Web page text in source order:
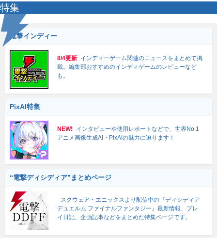
特集
電撃インディー
8/4更新 インディーゲーム関連のニュースをまとめて掲
載。編集部おすすめのインディゲームのレビューなど
も。
PixAI特集
NEW!
インタビューや使用レポートなどで、世界No.1
アニメ画像生成AI・PixAIの魅力に迫ります！
“電撃ディシディア”まとめページ
スクウェア・エニックスより配信中の『ディシディア
デュエルム ファイナルファンタジー』最新情報、プレ
イ日記、企画記事などをまとめた特集ページです。